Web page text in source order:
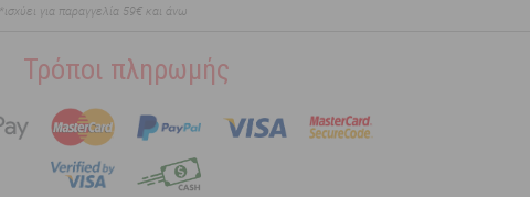
*ισχύει για παραγγελία 59€ και άνω
Τρόποι πληρωμής